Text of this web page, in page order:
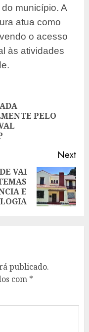
município. A
atua como
o acesso
às atividades
PELO
Next
VAI
E
publicado.
com *